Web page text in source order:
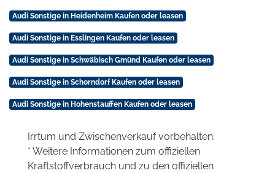
Audi Sonstige in Heidenheim Kaufen oder leasen
Audi Sonstige in Esslingen Kaufen oder leasen
Audi Sonstige in Schwäbisch Gmünd Kaufen oder leasen
Audi Sonstige in Schorndorf Kaufen oder leasen
Audi Sonstige in Hohenstauffen Kaufen oder leasen
Irrtum und Zwischenverkauf vorbehalten.
* Weitere Informationen zum offiziellen
Kraftstoffverbrauch und zu den offiziellen